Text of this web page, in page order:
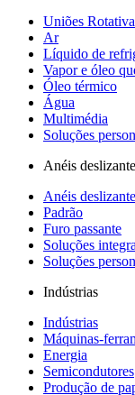
Uniões
Ar
Líquido de
Vapor e óleo
Óleo térmico
Água
Multimédia
Soluções
Anéis
Anéis
Padrão
Furo passante
Soluções
Soluções
Indústrias
Indústrias
Máquinas-
Energia
Semicondutores
Produção de